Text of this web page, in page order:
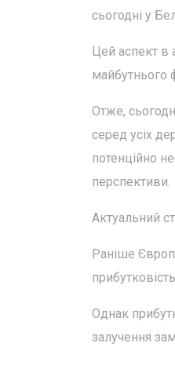
сьогодні у
Цей аспект в
майбутнього
Отже,
серед усіх
потенційно
перспективи.
Актуальний
Раніше
Однак
залучення